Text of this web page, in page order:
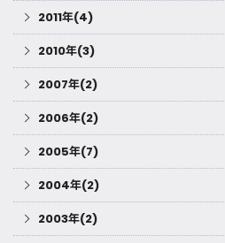
2011年(4)
2010年(3)
2007年(2)
2006年(2)
2005年(7)
2004年(2)
2003年(2)